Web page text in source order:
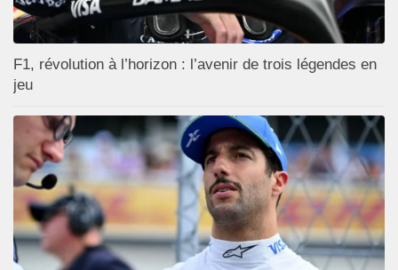
F1, révolution à l’horizon : l’avenir de trois légendes en
jeu